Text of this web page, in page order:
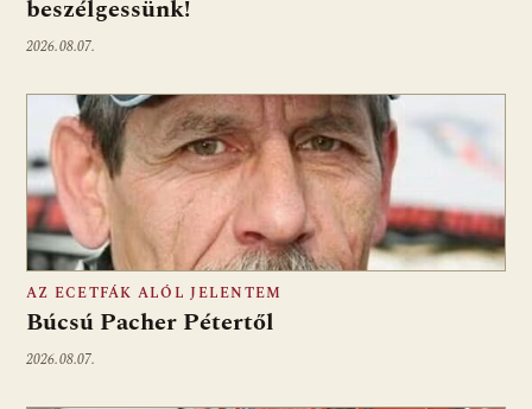
beszélgessünk!
2026.08.07.
AZ ECETFÁK ALÓL JELENTEM
Búcsú Pacher Pétertől
2026.08.07.